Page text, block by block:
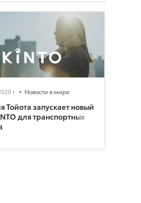
г. Новости в мире
Тойота запускает новый
для транспортных